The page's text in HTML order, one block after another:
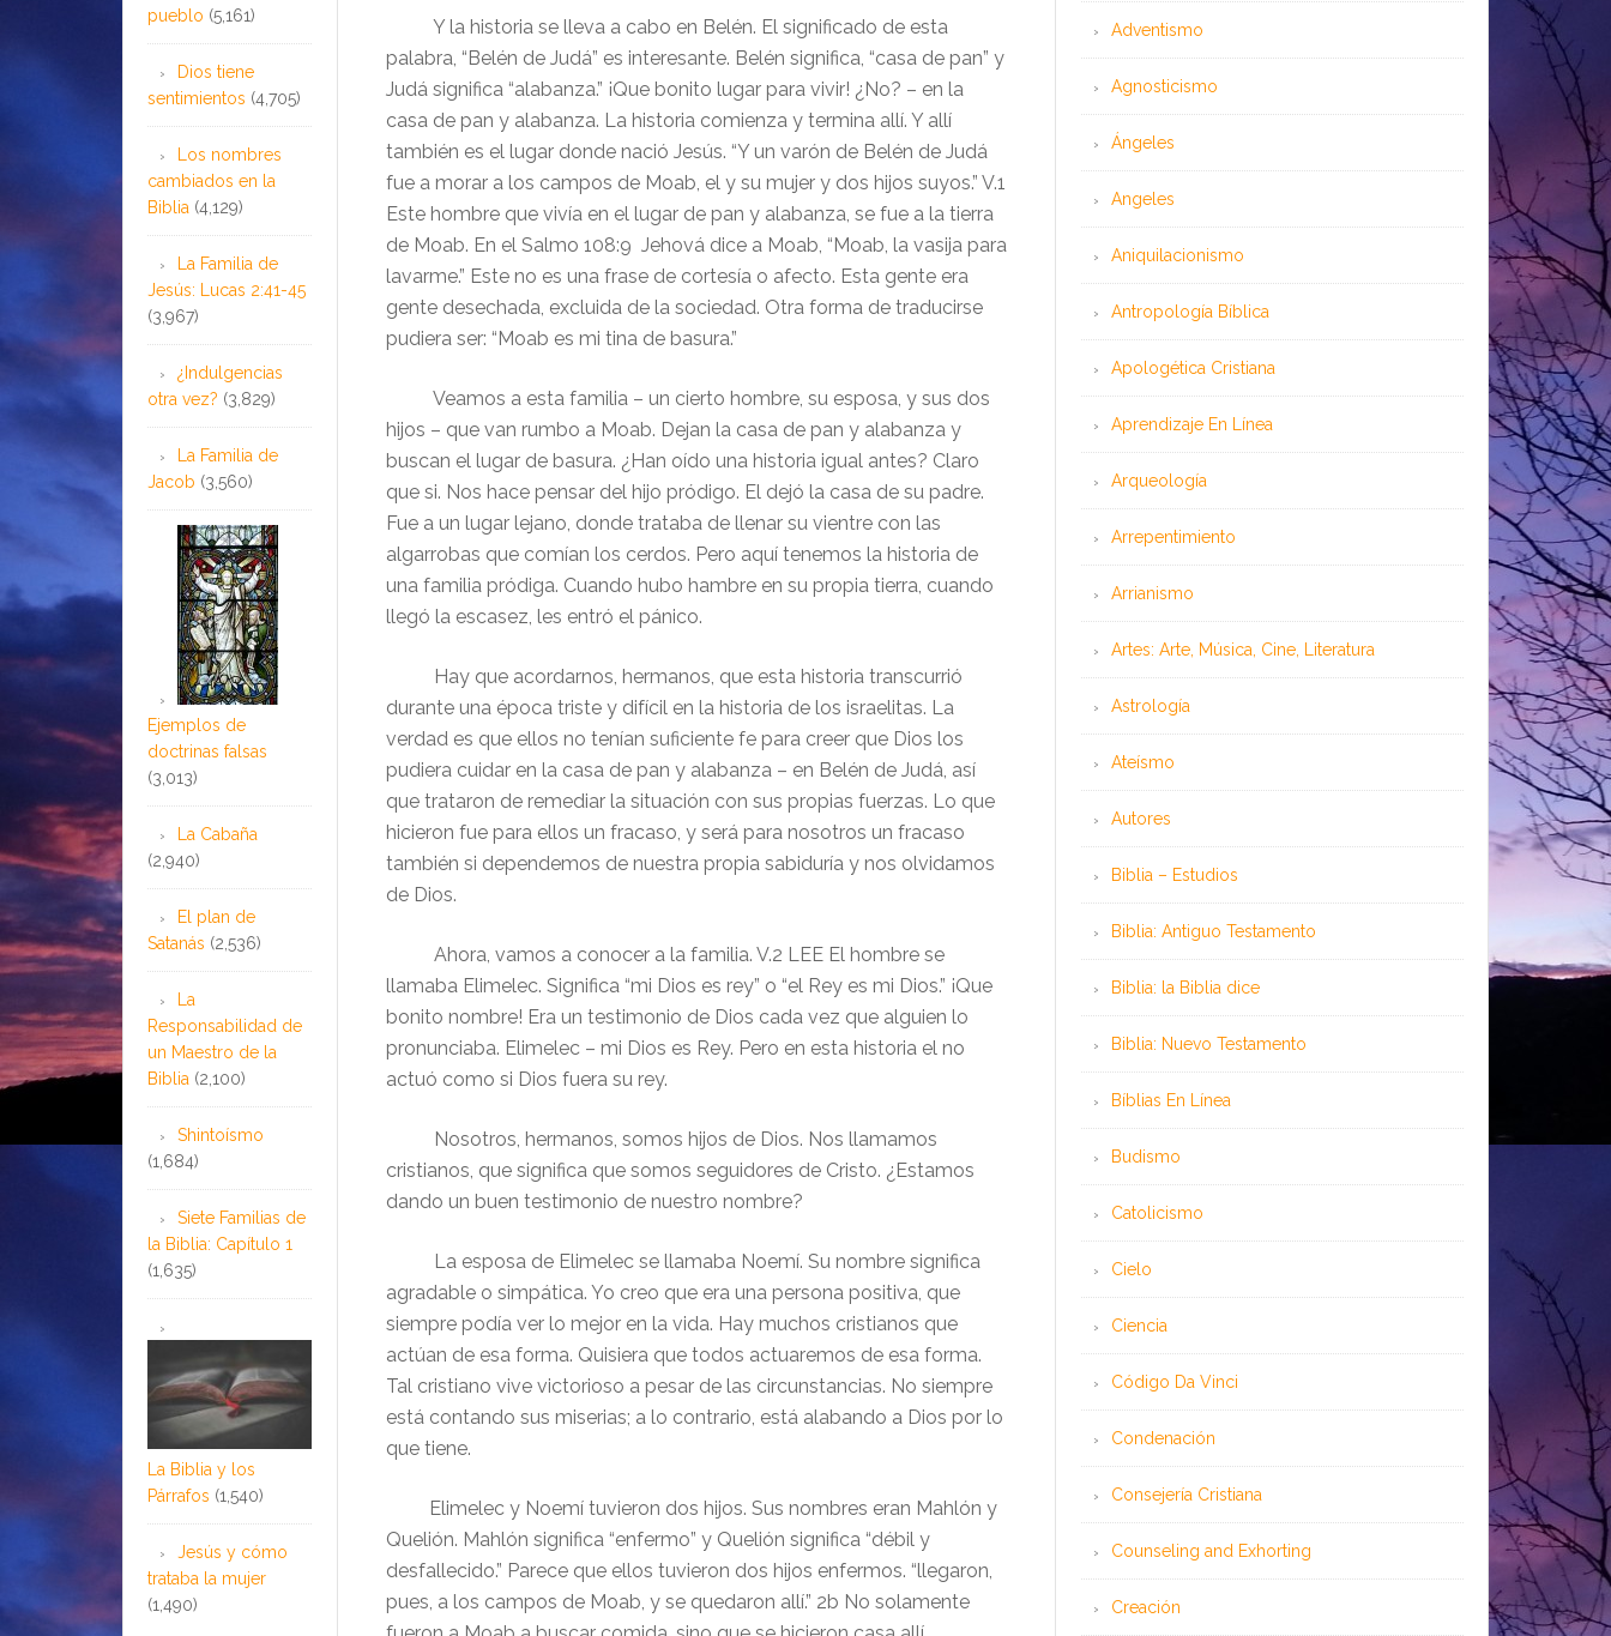
Y la historia se lleva a cabo en Belén. El significado de esta
palabra, “Belén de Judá” es interesante. Belén significa, “casa de pan” y
Judá significa “alabanza.” ¡Que bonito lugar para vivir! ¿No? – en la
casa de pan y alabanza. La historia comienza y termina allí. Y allí
también es el lugar donde nació Jesús. “Y un varón de Belén de Judá
fue a morar a los campos de Moab, el y su mujer y dos hijos suyos.” V.1
Este hombre que vivía en el lugar de pan y alabanza, se fue a la tierra
de Moab. En el Salmo 108:9 Jehová dice a Moab, “Moab, la vasija para
lavarme.” Este no es una frase de cortesía o afecto. Esta gente era
gente desechada, excluida de la sociedad. Otra forma de traducirse
pudiera ser: “Moab es mi tina de basura.”
Veamos a esta familia – un cierto hombre, su esposa, y sus dos
hijos – que van rumbo a Moab. Dejan la casa de pan y alabanza y
buscan el lugar de basura. ¿Han oído una historia igual antes? Claro
que si. Nos hace pensar del hijo pródigo. El dejó la casa de su padre.
Fue a un lugar lejano, donde trataba de llenar su vientre con las
algarrobas que comían los cerdos. Pero aquí tenemos la historia de
una familia pródiga. Cuando hubo hambre en su propia tierra, cuando
llegó la escasez, les entró el pánico.
Hay que acordarnos, hermanos, que esta historia transcurrió
durante una época triste y difícil en la historia de los israelitas. La
verdad es que ellos no tenían suficiente fe para creer que Dios los
pudiera cuidar en la casa de pan y alabanza – en Belén de Judá, así
que trataron de remediar la situación con sus propias fuerzas. Lo que
hicieron fue para ellos un fracaso, y será para nosotros un fracaso
también si dependemos de nuestra propia sabiduría y nos olvidamos
de Dios.
Ahora, vamos a conocer a la familia. V.2 LEE El hombre se
llamaba Elimelec. Significa “mi Dios es rey” o “el Rey es mi Dios.” ¡Que
bonito nombre! Era un testimonio de Dios cada vez que alguien lo
pronunciaba. Elimelec – mi Dios es Rey. Pero en esta historia el no
actuó como si Dios fuera su rey.
Nosotros, hermanos, somos hijos de Dios. Nos llamamos
cristianos, que significa que somos seguidores de Cristo. ¿Estamos
dando un buen testimonio de nuestro nombre?
La esposa de Elimelec se llamaba Noemí. Su nombre significa
agradable o simpática. Yo creo que era una persona positiva, que
siempre podía ver lo mejor en la vida. Hay muchos cristianos que
actúan de esa forma. Quisiera que todos actuaremos de esa forma.
Tal cristiano vive victorioso a pesar de las circunstancias. No siempre
está contando sus miserias; a lo contrario, está alabando a Dios por lo
que tiene.
Elimelec y Noemí tuvieron dos hijos. Sus nombres eran Mahlón y
Quelión. Mahlón significa “enfermo” y Quelión significa “débil y
desfallecido.” Parece que ellos tuvieron dos hijos enfermos. “llegaron,
pues, a los campos de Moab, y se quedaron allí.” 2b No solamente
Adventismo
Agnosticismo
Ángeles
Angeles
Aniquilacionismo
Antropología Bíblica
Apologética Cristiana
Aprendizaje En Línea
Arqueología
Arrepentimiento
Arrianismo
Artes: Arte, Música, Cine, Literatura
Astrología
Ateísmo
Autores
Biblia – Estudios
Biblia: Antiguo Testamento
Biblia: la Biblia dice
Biblia: Nuevo Testamento
Bíblias En Línea
Budismo
Catolicismo
Cielo
Ciencia
Código Da Vinci
Condenación
Consejería Cristiana
Counseling and Exhorting
Creación
pueblo (5,161)
Dios tiene
sentimientos (4,705)
Los nombres
cambiados en la
Biblia (4,129)
La Familia de
Jesús: Lucas 2:41-45
(3,967)
¿Indulgencias
otra vez? (3,829)
La Familia de
Jacob (3,560)
Ejemplos de
doctrinas falsas
(3,013)
La Cabaña
(2,940)
El plan de
Satanás (2,536)
La
Responsabilidad de
un Maestro de la
Biblia (2,100)
Shintoísmo
(1,684)
Siete Familias de
la Biblia: Capítulo 1
(1,635)
La Biblia y los
Párrafos (1,540)
Jesús y cómo
trataba la mujer
(1,490)